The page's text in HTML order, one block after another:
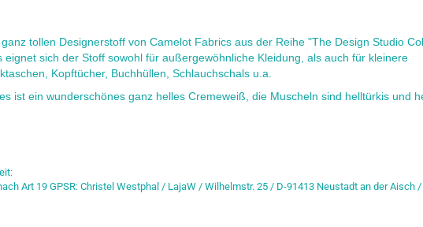
tollen Designerstoff von Camelot Fabrics aus der Reihe "The Design Studio
eignet sich der Stoff sowohl für außergewöhnliche Kleidung, als auch für kleinere
Kopftücher, Buchhüllen, Schlauchschals u.a.
ist ein wunderschönes ganz helles Cremeweiß, die Muscheln sind helltürkis und
Art 19 GPSR: Christel Westphal / LajaW / Wilhelmstr. 25 / D-91413 Neustadt an der Aisch /